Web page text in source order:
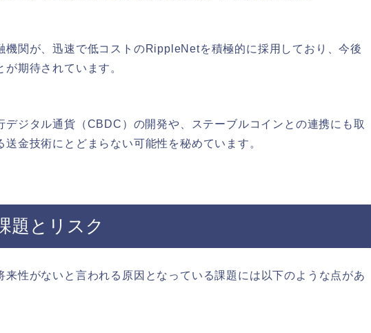
機関が、迅速で低コストのRippleNetを積極的に採用しており、今後
期待されています。
デジタル通貨（CBDC）の開発や、ステーブルコインとの連携にも取
送金技術にとどまらない可能性を秘めています。
題とリスク
来性がないと言われる原因となっている課題には以下のような点があ